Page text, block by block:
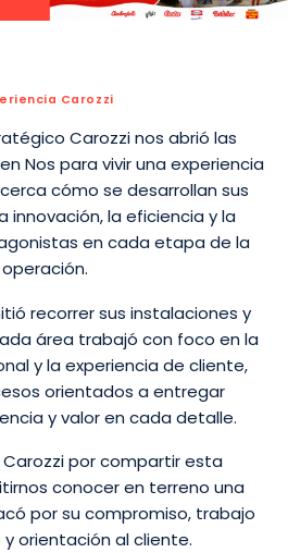
Carozzi
Carozzi nos abrió las
Nos para vivir una experiencia
cómo se desarrollan sus
innovación, la eficiencia y la
en cada etapa de la
operación.
recorrer sus instalaciones y
área trabajó con foco en la
y la experiencia de cliente,
orientados a entregar
y valor en cada detalle.
por compartir esta
conocer en terreno una
por su compromiso, trabajo
orientación al cliente.